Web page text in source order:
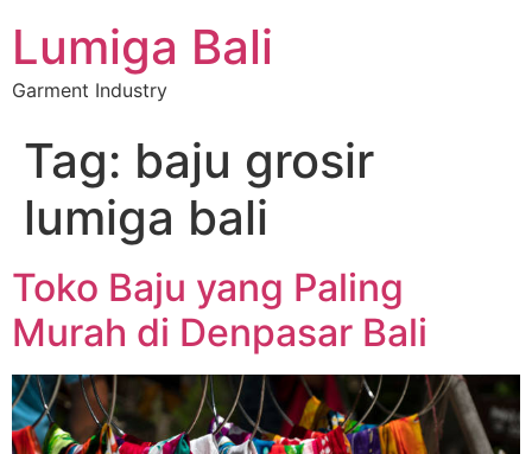
Lumiga Bali
Garment Industry
Tag: baju grosir
lumiga bali
Toko Baju yang Paling
Murah di Denpasar Bali